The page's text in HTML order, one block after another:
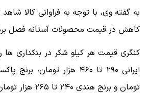
به گفته وی، با توجه به فراوانی کالا
کاهش در قیمت محصولات آستانه فصل
تومان و برنج هندی ۲۴۰ تا ۲۶۵ هزار تومان اعلام کرد.